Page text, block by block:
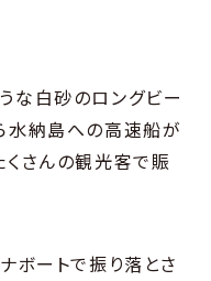
な白砂のロングビー
水納島への高速船が
さんの観光客で賑
ボートで振り落とさ